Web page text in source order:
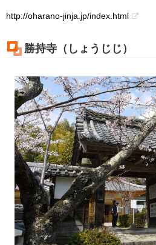
http://oharano-jinja.jp/index.html
勝持寺（しょうじじ）